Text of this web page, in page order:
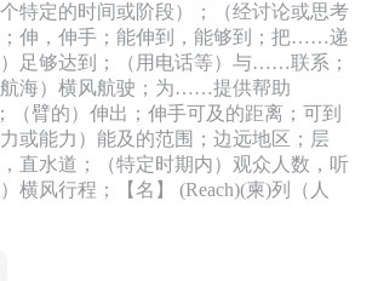
特定的时间或阶段）；（经讨论或思考
伸，伸手；能伸到，能够到；把……递
足够达到；（用电话等）与……联系；
海）横风航驶；为……提供帮助
；（臂的）伸出；伸手可及的距离；可到
或能力）能及的范围；边远地区；层
直水道；（特定时期内）观众人数，听
横风行程；【名】 (Reach)(柬)列（人